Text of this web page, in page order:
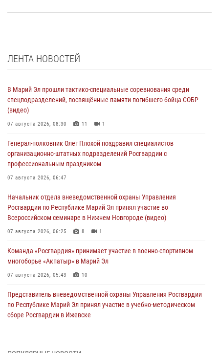
ЛЕНТА НОВОСТЕЙ
В Марий Эл прошли тактико-специальные соревнования среди
спецподразделений, посвящённые памяти погибшего бойца СОБР
(видео)
07 августа 2026, 08:30 11 1
Генерал-полковник Олег Плохой поздравил специалистов
организационно-штатных подразделений Росгвардии с
профессиональным праздником
07 августа 2026, 06:47
Начальник отдела вневедомственной охраны Управления
Росгвардии по Республике Марий Эл принял участие во
Всероссийском семинаре в Нижнем Новгороде (видео)
07 августа 2026, 06:25 8 1
Команда «Росгвардия» принимает участие в военно-спортивном
многоборье «Акпатыр» в Марий Эл
07 августа 2026, 05:43 10
Представитель вневедомственной охраны Управления Росгвардии
по Республике Марий Эл принял участие в учебно-методическом
сборе Росгвардии в Ижевске